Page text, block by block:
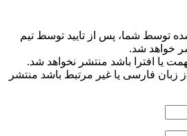
توسط شما، پس از تایید توسط تیم
خواهد شد.
یا افترا باشد منتشر نخواهد شد.
زبان فارسی یا غیر مرتبط باشد منتشر